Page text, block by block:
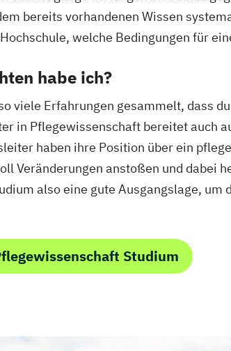
bereits vorhandenen Wissen
welche Bedingungen für
habe ich?
viele Erfahrungen gesammelt, dass
in Pflegewissenschaft bereitet auch
haben ihre Position über ein
Veränderungen anstoßen und dabei
also eine gute Ausgangslage, um
Studium